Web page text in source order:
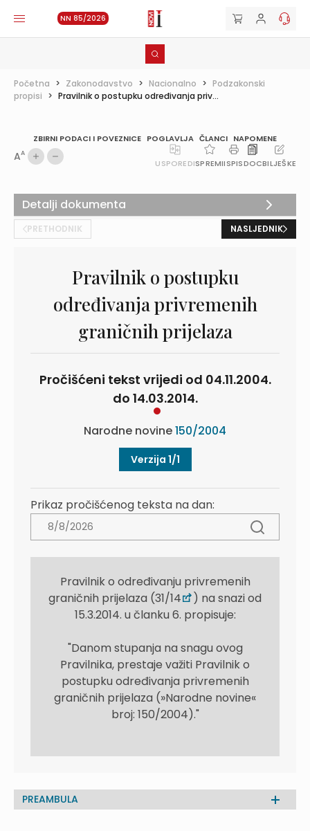
NN 85/2026
Početna > Zakonodavstvo > Nacionalno > Podzakonski
propisi > Pravilnik o postupku određivanja priv...
ZBIRNI PODACI I POVEZNICE POGLAVLJA ČLANCI NAPOMENE
AA
USPOREDISPREMIISPISDOCBILJEŠKE
PRETHODNIK NASLJEDNIK
Pravilnik o postupku
određivanja privremenih
graničnih prijelaza
Pročišćeni tekst vrijedi od 04.11.2004.
do 14.03.2014.
Narodne novine150/2004
Verzija 1/1
Prikaz pročišćenog teksta na dan:
Pravilnik o određivanju privremenih
graničnih prijelaza (31/14
) na snazi od
15.3.2014. u članku 6. propisuje:
"Danom stupanja na snagu ovog
Pravilnika, prestaje važiti Pravilnik o
postupku određivanja privremenih
graničnih prijelaza (»Narodne novine«
broj: 150/2004)."
PREAMBULA
Detalji dokumenta